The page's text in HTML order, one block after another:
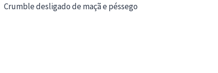
Crumble desligado de maçã e péssego